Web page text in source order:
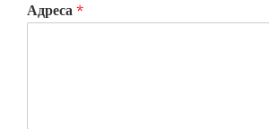
Адреса *